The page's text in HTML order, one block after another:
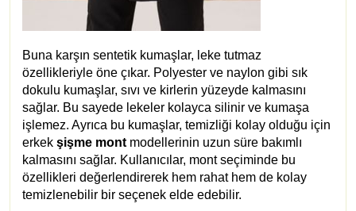
Buna karşın sentetik kumaşlar, leke tutmaz
özellikleriyle öne çıkar. Polyester ve naylon gibi sık
dokulu kumaşlar, sıvı ve kirlerin yüzeyde kalmasını
sağlar. Bu sayede lekeler kolayca silinir ve kumaşa
işlemez. Ayrıca bu kumaşlar, temizliği kolay olduğu için
erkek şişme mont modellerinin uzun süre bakımlı
kalmasını sağlar. Kullanıcılar, mont seçiminde bu
özellikleri değerlendirerek hem rahat hem de kolay
temizlenebilir bir seçenek elde edebilir.